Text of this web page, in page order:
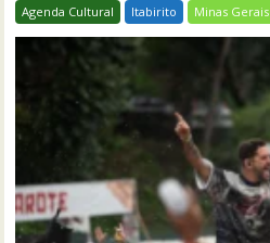
Agenda Cultural Itabirito Minas Gerais